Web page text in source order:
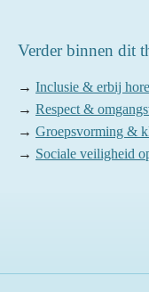
Verder binnen dit
→ Inclusie & erbij
→ Respect &
→ Groepsvorming &
→ Sociale veiligheid